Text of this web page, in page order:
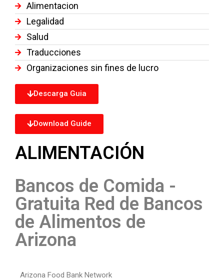
Alimentacion
Legalidad
Salud
Traducciones
Organizaciones sin fines de lucro
Descarga Guia
Download Guide
ALIMENTACIÓN
Bancos de Comida -
Gratuita Red de Bancos
de Alimentos de
Arizona
Arizona Food Bank Network